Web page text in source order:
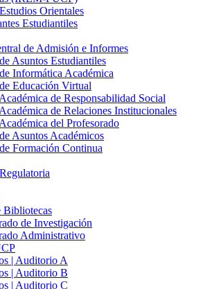
Orientales
Estudiantiles
de Admisión e Informes
Asuntos Estudiantiles
Informática Académica
Educación Virtual
de Responsabilidad Social
de Relaciones Institucionales
del Profesorado
Asuntos Académicos
Formación Continua
Bibliotecas
de Investigación
Administrativo
| Auditorio A
| Auditorio B
| Auditorio C